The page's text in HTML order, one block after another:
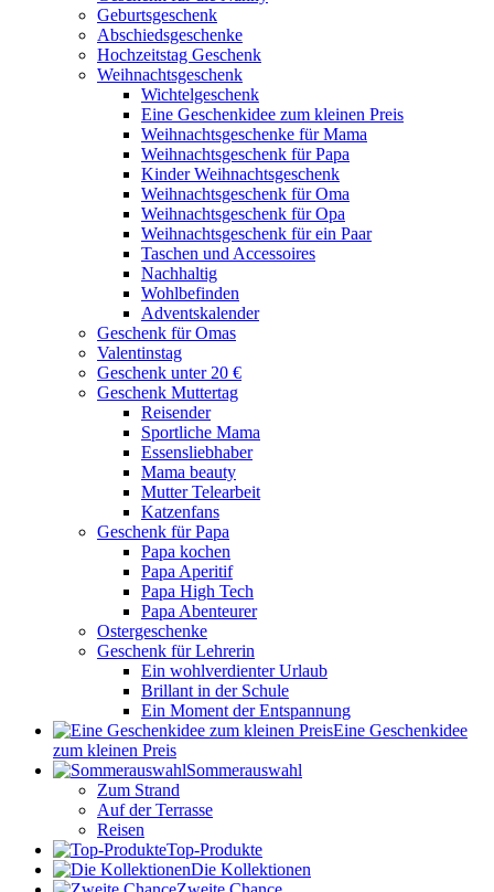
Geburtsgeschenk
Abschiedsgeschenke
Hochzeitstag Geschenk
Weihnachtsgeschenk
Wichtelgeschenk
Eine Geschenkidee zum kleinen Preis
Weihnachtsgeschenke für Mama
Weihnachtsgeschenk für Papa
Kinder Weihnachtsgeschenk
Weihnachtsgeschenk für Oma
Weihnachtsgeschenk für Opa
Weihnachtsgeschenk für ein Paar
Taschen und Accessoires
Nachhaltig
Wohlbefinden
Adventskalender
Geschenk für Omas
Valentinstag
Geschenk unter 20 €
Geschenk Muttertag
Reisender
Sportliche Mama
Essensliebhaber
Mama beauty
Mutter Telearbeit
Katzenfans
Geschenk für Papa
Papa kochen
Papa Aperitif
Papa High Tech
Papa Abenteurer
Ostergeschenke
Geschenk für Lehrerin
Ein wohlverdienter Urlaub
Brillant in der Schule
Ein Moment der Entspannung
Eine Geschenkidee
zum kleinen Preis
Sommerauswahl
Zum Strand
Auf der Terrasse
Reisen
Top-Produkte
Die Kollektionen